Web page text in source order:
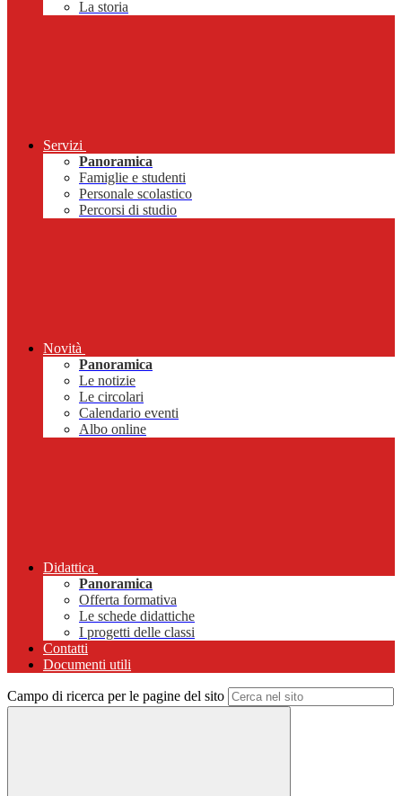
La storia
Servizi
Panoramica
Famiglie e studenti
Personale scolastico
Percorsi di studio
Novità
Panoramica
Le notizie
Le circolari
Calendario eventi
Albo online
Didattica
Panoramica
Offerta formativa
Le schede didattiche
I progetti delle classi
Contatti
Documenti utili
Campo di ricerca per le pagine del sito